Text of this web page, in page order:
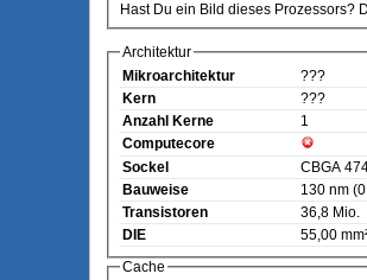
Hast Du ein Bild dieses Prozessors?
Architektur
Mikroarchitektur
???
Kern
???
Anzahl Kerne
1
Computecore
Sockel
CBGA
Bauweise
130 nm
Transistoren
36,8 Mio.
DIE
55,00
Cache